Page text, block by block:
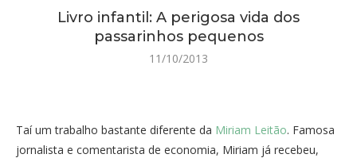
Livro infantil: A perigosa vida dos
passarinhos pequenos
11/10/2013
Taí um trabalho bastante diferente da Miriam Leitão. Famosa
jornalista e comentarista de economia, Miriam já recebeu,